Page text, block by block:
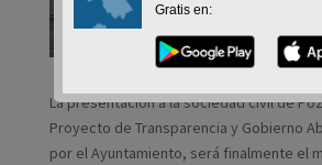
La presentación a la sociedad civil de
Proyecto de Transparencia y Gobierno
por el Ayuntamiento, será finalmente el
Gratis en: